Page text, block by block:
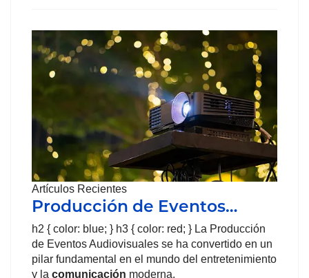
Artículos Recientes
Producción de Eventos…
h2 { color: blue; } h3 { color: red; } La Producción
de Eventos Audiovisuales se ha convertido en un
pilar fundamental en el mundo del entretenimiento
y la comunicación moderna.